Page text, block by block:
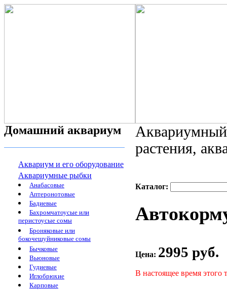
Домашний аквариум
Аквариум и его оборудование
Аквариумные рыбки
Анабасовые
Аптеронотовые
Бадиевые
Бахромчатоусые или
перистоусые сомы
Броняковые или
бокочешуйниковые сомы
Бычковые
Вьюновые
Гудиевые
Иглобрюхие
Карповые
растения,
Каталог:
Цена: 2995 руб.
В настоящее время этого